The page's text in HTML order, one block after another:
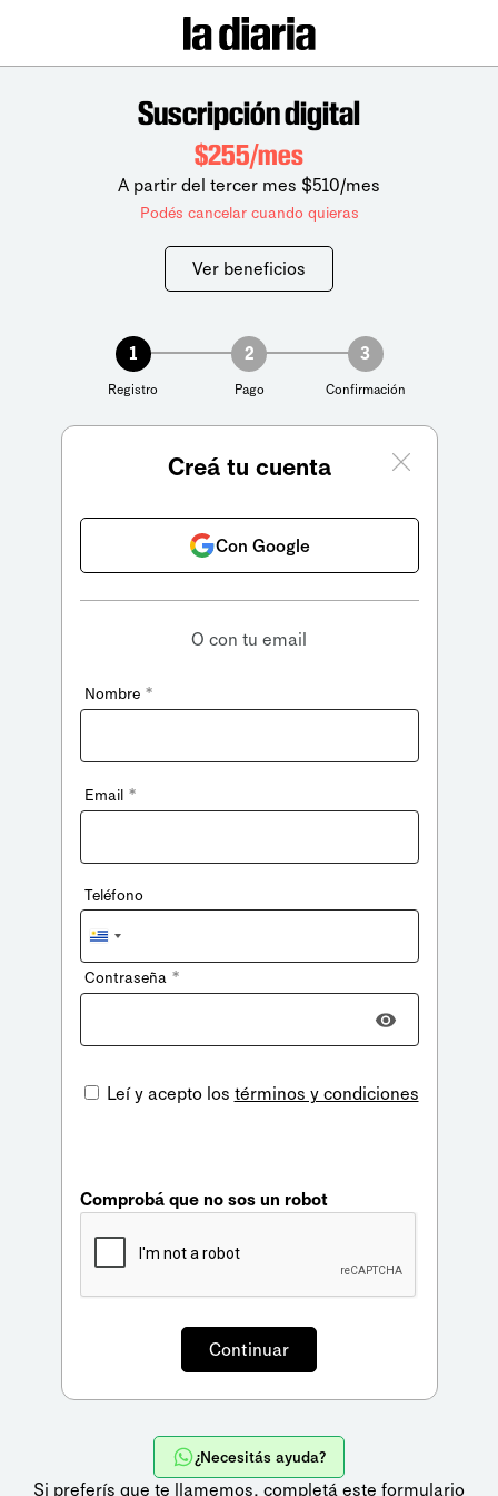
Suscripción digital
$255/mes
A partir del tercer mes $510/mes
Podés cancelar cuando quieras
Ver beneficios
1
Registro
2
Pago
3
Confirmación
Creá tu cuenta
Con Google
O con tu email
Nombre *
Email *
Teléfono
Uruguay
+598
Contraseña *
Leí y acepto los términos y condiciones
Comprobá que no sos un robot
¿Necesitás ayuda?
Si preferís que te llamemos, completá este formulario